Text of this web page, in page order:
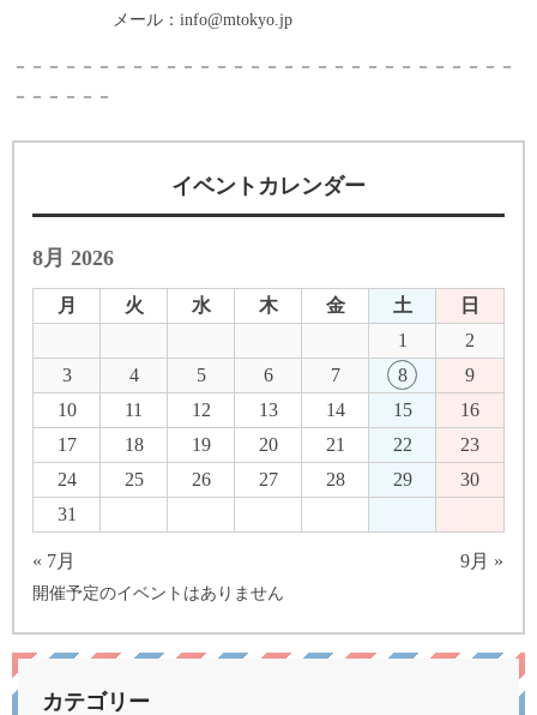
メール：info@mtokyo.jp
－－－－－－－－－－－－－－－－－－－－－－－－－－－－－－
－－－－－－
イベントカレンダー
8月 2026
月 火 水 木 金 土
日
1
2
3
4 5 6 7 8
9
10
11 12 13 14 15
16
17
18 19 20 21 22
23
24
25 26 27 28 29
30
31
« 7月 9月 »
開催予定のイベントはありません
カテゴリー